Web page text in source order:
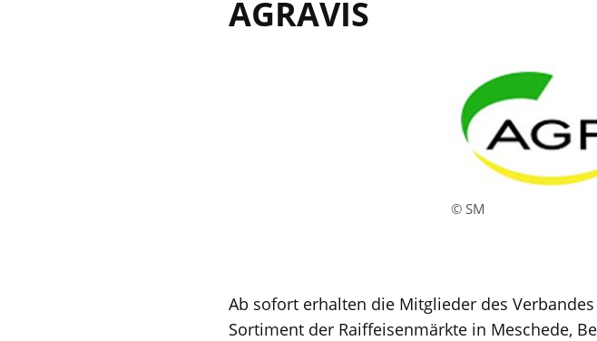
AGRAVIS
© SM
Ab sofort erhalten die Mitglieder des
Sortiment der Raiffeisenmärkte in Meschede,